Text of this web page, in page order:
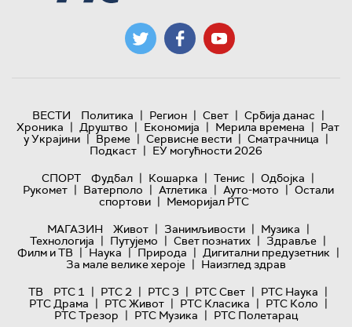
ВЕСТИ Политика | Регион | Свет | Србија данас |
Хроника | Друштво | Економија | Мерила времена | Рат
у Украјини | Време | Сервисне вести | Сматрачница |
Подкаст | ЕУ могућности 2026
СПОРТ
Фудбал | Кошарка | Тенис | Одбојка |
Рукомет | Ватерполо | Атлетика | Ауто-мото | Остали
спортови | Меморијал РТС
МАГАЗИН
Живот | Занимљивости | Музика |
Технологијa | Путујемо | Свет познатих | Здравље |
Филм и ТВ | Наука | Природа | Дигитални предузетник |
За мале велике хероје | Наизглед здрав
ТВ
РТС 1 | РТС 2 | РТС 3 | РТС Свет | РТС Наука |
РТС Драма | РТС Живот | РТС Класика | РТС Коло |
РТС Трезор | РТС Музика | РТС Полетарац